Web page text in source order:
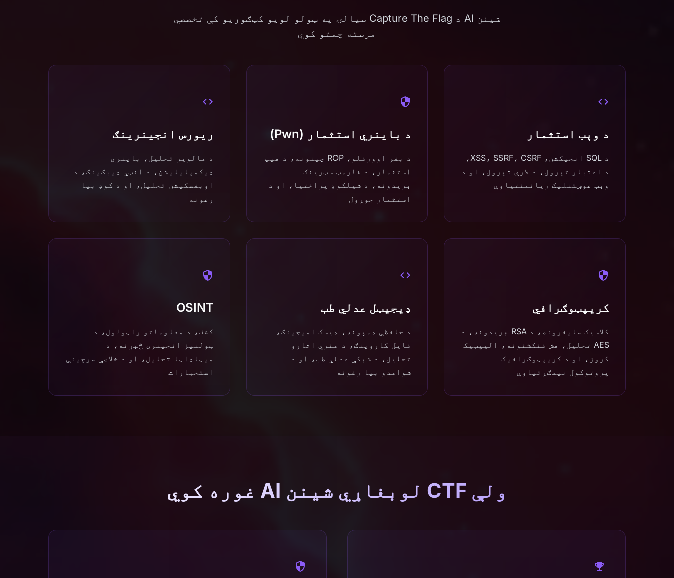
شینن AI د Capture The Flag سیالۍ په ټولو لویو کټګوریو کې تخصصي
مرسته چمتو کوي
د وېب استثمار
د SQL انجیکشن، XSS، SSRF، CSRF،
د اعتبار تېرول، د لارې تېرول، او د
وېب غوښتنلیک زیانمنتیاوې
د باینري استثمار (Pwn)
د بفر اوورفلو، ROP چینونه، د هیپ
استثمار، د فارمټ سټرینګ
بریدونه، د شیلکوډ پراختیا، او د
استثمار جوړول
ریورس انجینرینګ
د مالویر تحلیل، باینري
ډیکمپایلیشن، د انټي ډیبګینګ، د
اوبفسکیشن تحلیل، او د کوډ بیا
رغونه
کریپټوګرافي
کلاسیک سایفرونه، د RSA بریدونه، د
AES تحلیل، هش فنکشنونه، الیپټیک
کروز، او د کریپټوګرافیک
پروتوکول نیمګړتیاوې
ډیجیټل عدلي طب
د حافظې ډمپونه، ډیسک امیجینګ،
فایل کاروینګ، د هنري اثارو
تحلیل، د شبکې عدلي طب، او د
شواهدو بیا رغونه
OSINT
کشف، د معلوماتو راټولول، د
ټولنیز انجینرۍ څېړنه، د
میټاډاټا تحلیل، او د خلاصې سرچینې
استخبارات
ولې CTF لوبغاړي شینن AI غوره کوي